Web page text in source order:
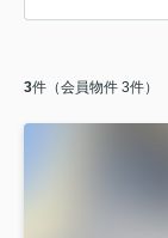
3件（会員物件 3件）